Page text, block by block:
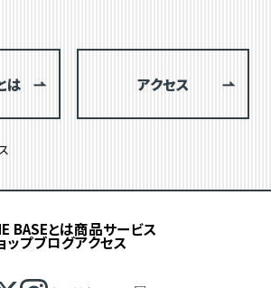
は アクセス
BASEとは商品サービス
ップブログアクセス